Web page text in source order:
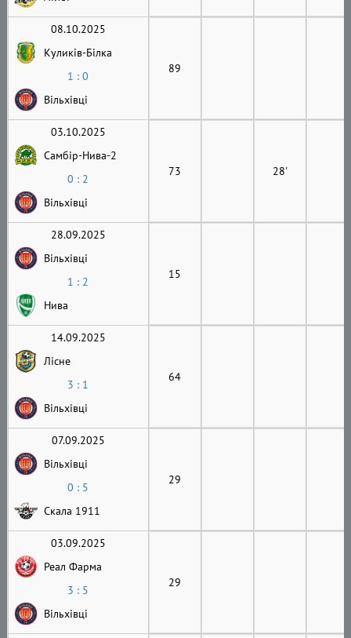
08.10.2025
Куликів-Білка
1 : 0
Вільхівці
89
03.10.2025
Самбір-Нива-2
0 : 2
Вільхівці
73 28'
28.09.2025
Вільхівці
1 : 2
Нива
15
14.09.2025
Лісне
3 : 1
Вільхівці
64
07.09.2025
Вільхівці
0 : 5
Скала 1911
29
03.09.2025
Реал Фарма
3 : 5
Вільхівці
29